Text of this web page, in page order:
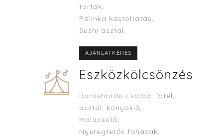
torták,
Pálinka kostoltatás,
Sushi asztal.
AJÁNLATKÉRÉS
Eszközkölcsönzés
Boroshordó család: fotel,
asztal, könyöklő,
Malacsütő,
Nyeregtetős faházak,